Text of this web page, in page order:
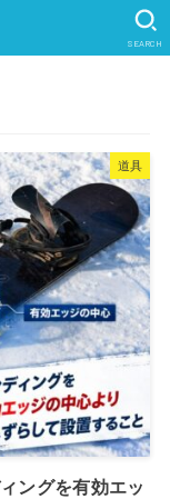
SEARCH
道具
ングを有効エッ